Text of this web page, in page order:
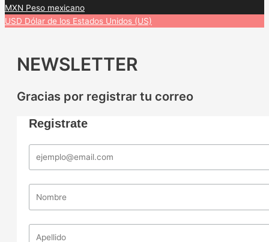
MXN Peso mexicano
USD Dólar de los Estados Unidos (US)
NEWSLETTER
Gracias por registrar tu correo
Registrate